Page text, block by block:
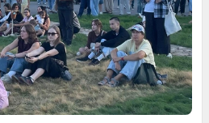
Обсудить